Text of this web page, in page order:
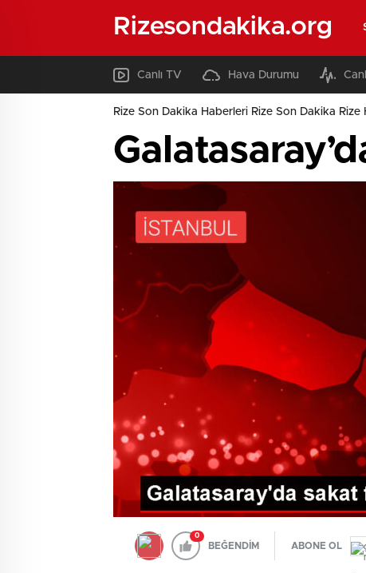
Rizesondakika.org
Canlı TV Hava Durumu
Rize Son Dakika Haberleri Rize Son Dakika Rize
0
BEĞENDİM ABONE OL